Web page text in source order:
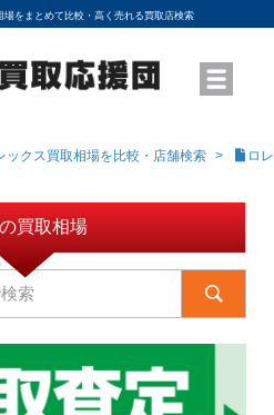
場をまとめて比較・高く売れる買取店検索
場を調べる
取相場を調べる
法
ックス買取相場を比較・店舗検索 ロ
買取相場